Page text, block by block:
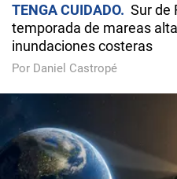
TENGA CUIDADO
Sur de
temporada de mareas
inundaciones costeras
Por Daniel Castropé